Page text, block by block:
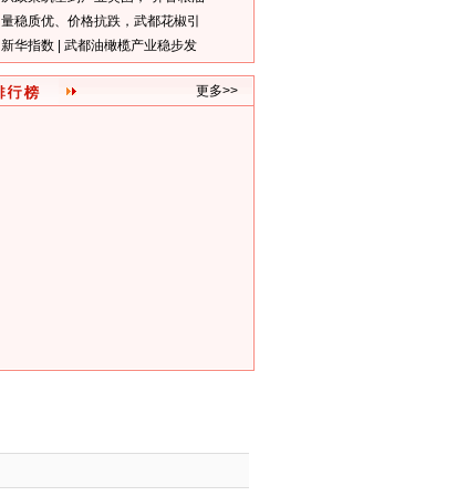
量稳质优、价格抗跌，武都花椒引
新华指数 | 武都油橄榄产业稳步发
更多>>